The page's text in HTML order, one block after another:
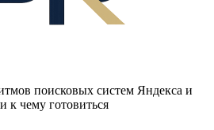
поисковых систем Яндекса и
к чему готовиться